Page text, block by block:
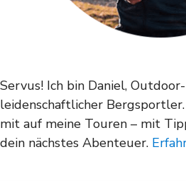
Servus! Ich bin Daniel,
leidenschaftlicher
mit auf meine Touren – mit
dein nächstes Abenteuer.